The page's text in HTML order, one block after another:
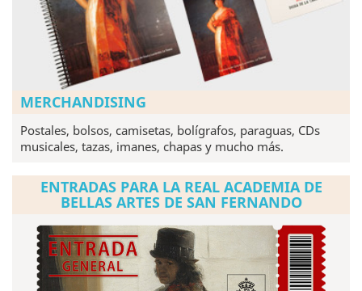
MERCHANDISING
Postales, bolsos, camisetas, bolígrafos, paraguas, CDs
musicales, tazas, imanes, chapas y mucho más.
ENTRADAS PARA LA REAL ACADEMIA DE
BELLAS ARTES DE SAN FERNANDO